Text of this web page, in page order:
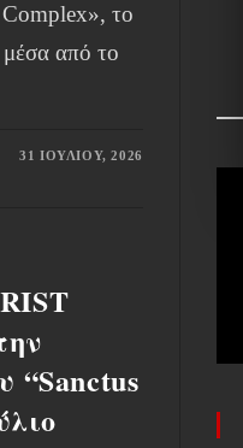
το
μέσα από το
31 ΙΟΥΛΊΟΥ, 2026
“Sanctus